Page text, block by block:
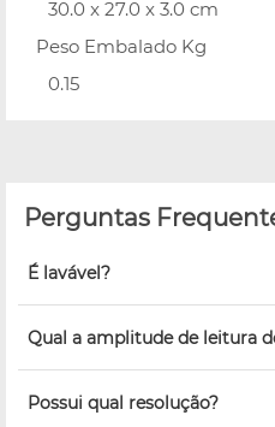
30.0 x 27.0 x 3.0 cm
Peso Embalado Kg
0.15
Perguntas
É lavável?
Qual a amplitude de leitura
Possui qual resolução?